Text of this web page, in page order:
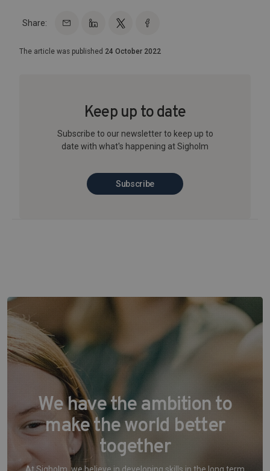
Share:
The article was published 24 October 2022
Keep up to date
Subscribe to our newsletter to keep up to
date with what's happening at Sigholm
Subscribe
We have the ambition to
make the world better
together